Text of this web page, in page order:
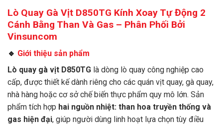
Lò Quay Gà Vịt D850TG Kính Xoay Tự Động 2
Cánh Bằng Than Và Gas – Phân Phối Bởi
Vinsuncom
🔹 Giới thiệu sản phẩm
Lò quay gà vịt D850TG là dòng lò quay công nghiệp cao
cấp, được thiết kế dành riêng cho các quán vịt quay, gà quay,
nhà hàng hoặc cơ sở chế biến thực phẩm quy mô lớn. Sản
phẩm tích hợp hai nguồn nhiệt: than hoa truyền thống và
gas hiện đại, giúp người dùng linh hoạt lựa chọn tùy điều